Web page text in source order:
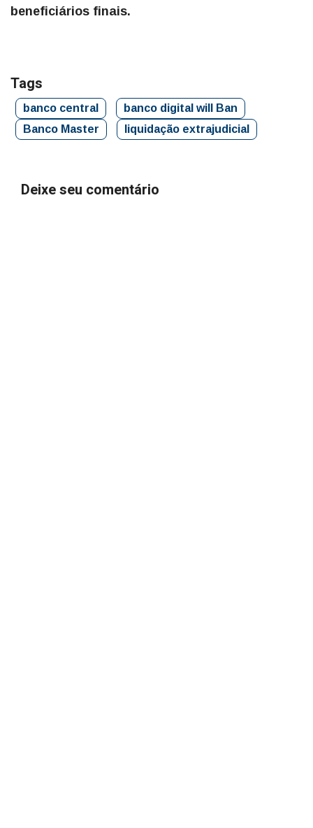
beneficiários finais.
Tags
banco central
banco digital will Ban
Banco Master
liquidação extrajudicial
Deixe seu comentário